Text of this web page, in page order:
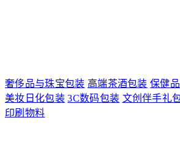
奢侈品与珠宝包装 高端茶酒包装 保健
美妆日化包装 3C数码包装 文创伴手礼
印刷物料